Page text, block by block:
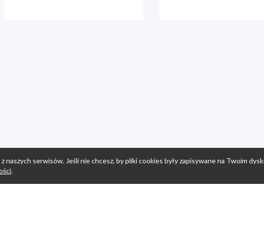
naszych serwisów. Jeśli nie chcesz, by pliki cookies były zapisywane na Twoim
.